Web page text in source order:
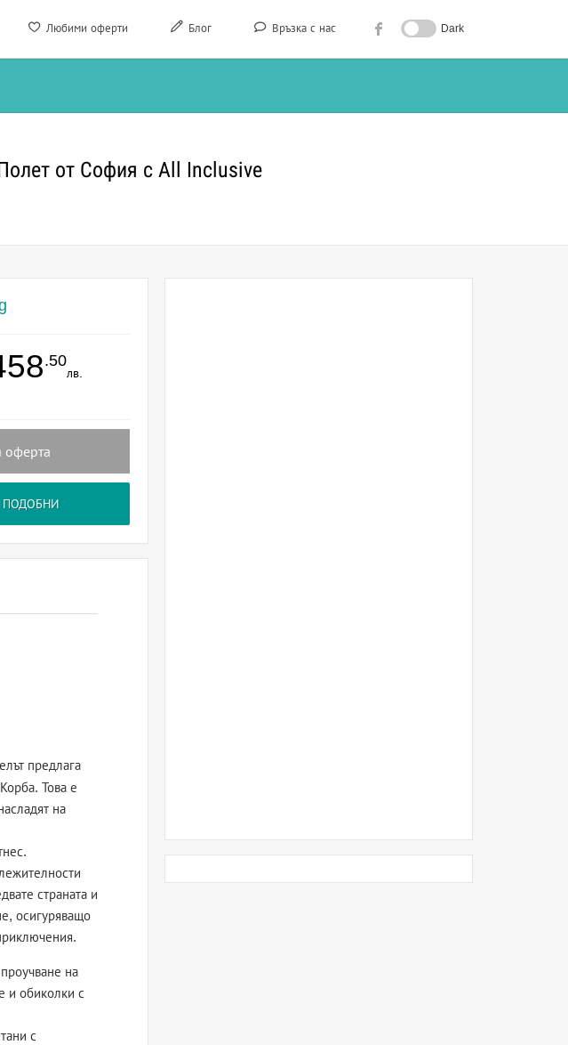
Любими оферти Блог Връзка с нас Dark
от София с All Inclusive
.50
лв.
оферта
ПОДОБНИ
предлага
Това е
на
страната и
осигуряващо
на
и обиколки с
с